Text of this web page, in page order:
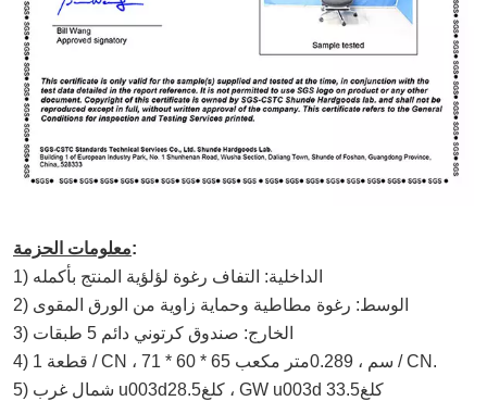
معلومات الحزمة:
1) الداخلية: التفاف رغوة لؤلؤية المنتج بأكمله
2) الوسط: رغوة مطاطية وحماية زاوية من الورق المقوى
3) الخارج: صندوق كرتوني دائم 5 طبقات
4) 1 قطعة / CN ، 71 * 60 * 65 سم ، 0.2 89
متر مكعب / CN.
5) شمال غرب u003d28.5 كلغ ، GW u003d 33.5كلغ